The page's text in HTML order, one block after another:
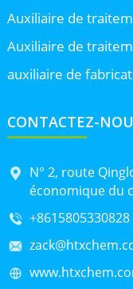
Auxiliaire de
Auxiliaire de
auxiliaire de
CONTACTEZ-
N° 2, route
économique du
+8615805330828